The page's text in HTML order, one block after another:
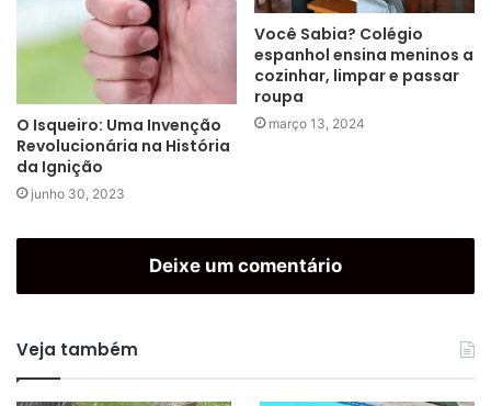
O Isqueiro: Uma Invenção
Revolucionária na História
da Ignição
junho 30, 2023
Você Sabia? Colégio
espanhol ensina meninos a
cozinhar, limpar e passar
roupa
março 13, 2024
Deixe um comentário
Veja também